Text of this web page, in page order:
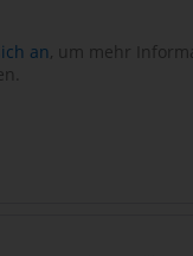
an, um mehr